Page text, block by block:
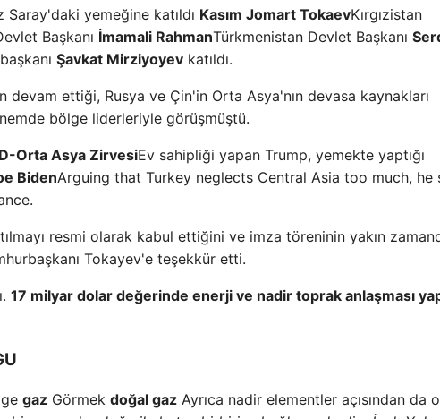
Saray'daki yemeğine katıldı Kasım Jomart TokaevKırgızistan
Başkanı İmamali RahmanTürkmenistan Devlet Başkanı
Şavkat Mirziyoyev katıldı.
devam ettiği, Rusya ve Çin'in Orta Asya'nın devasa kaynakları
bölge liderleriyle görüşmüştü.
Orta Asya ZirvesiEv sahipliği yapan Trump, yemekte yaptığı
BidenArguing that Turkey neglects Central Asia too much, he
resmi olarak kabul ettiğini ve imza töreninin yakın
Tokayev'e teşekkür etti.
17 milyar dolar değerinde enerji ve nadir toprak anlaşması
gaz Görmek doğal gaz Ayrıca nadir elementler açısından da